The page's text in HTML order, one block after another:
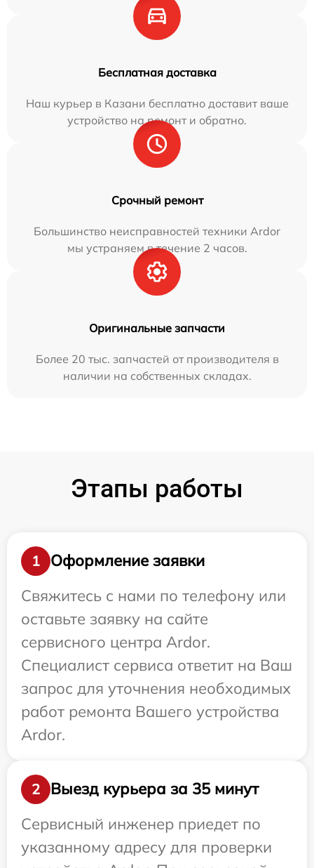
Бесплатная доставка
Наш курьер в Казани бесплатно доставит ваше
устройство на ремонт и обратно.
Срочный ремонт
Большинство неисправностей техники Ardor
мы устраняем в течение 2 часов.
Оригинальные запчасти
Более 20 тыс. запчастей от производителя в
наличии на собственных складах.
Этапы работы
1
Оформление заявки
Свяжитесь с нами по телефону или
оставьте заявку на сайте
сервисного центра Ardor.
Специалист сервиса ответит на Ваш
запрос для уточнения необходимых
работ ремонта Вашего устройства
Ardor.
2
Выезд курьера за 35 минут
Сервисный инженер приедет по
указанному адресу для проверки